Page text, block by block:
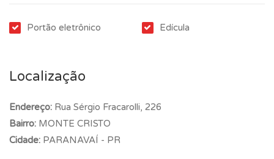
Portão eletrônico Edícula
Localização
Endereço: Rua Sérgio Fracarolli, 226
Bairro: MONTE CRISTO
Cidade: PARANAVAÍ - PR